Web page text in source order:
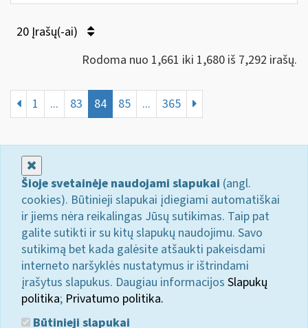
20 Įrašų(-ai)
Rodoma nuo 1,661 iki 1,680 iš 7,292 irašų.
1 ... 83 84 85 ... 365
Šioje svetainėje naudojami slapukai (angl.
cookies). Būtinieji slapukai įdiegiami automatiškai
ir jiems nėra reikalingas Jūsų sutikimas. Taip pat
galite sutikti ir su kitų slapukų naudojimu. Savo
sutikimą bet kada galėsite atšaukti pakeisdami
interneto naršyklės nustatymus ir ištrindami
įrašytus slapukus. Daugiau informacijos Slapukų
politika; Privatumo politika.
Būtinieji slapukai